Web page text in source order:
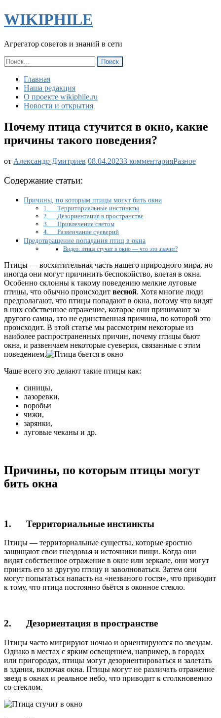
WIKIPHILE
Агрегатор советов и знаний в сети
Найти:
Главная
Наша редакция
О проекте wikiphile.ru
Новости и открытия
Почему птица стучится в окно, какие
причины такого поведения?
от Александр Дмитриев 08.04.20233 комментарияк
поведения?
Разное
Содержание статьи:
Причины, по которым птицы могут бить окна
1. Территориальные инстинкты
2. Дезориентация в пространстве
3. Привлечение светом
4. Развенчание суеверий
Предотвращение попадания птиц в окна
Видео: птица стучит в окно — что это значит?
Птицы — восхитительная часть нашего природного мира, но
иногда они могут причинить беспокойство, влетая в окна.
Особенно склонны к такому поведению мелкие луговые
птицы, что обычно происходит весной. Хотя многие люди
предполагают, что птицы попадают в окна, потому что видят
в них собственное отражение, которое они принимают за
другого самца, это не единственная причина, по которой это
происходит. В этой статье мы рассмотрим некоторые из
наиболее распространенных причин, почему птицы бьют
окна, и развенчаем некоторые суеверия, связанные с этим
поведением.
Чаще всего это делают такие птицы как:
синицы,
лазоревки,
воробьи
чижи,
зарянки,
луговые чеканы и др.
Причины, по которым птицы могут
бить окна
1. Территориальные инстинкты
Птицы — территориальные существа, которые яростно
защищают свои гнездовья и источники пищи. Когда они
видят собственное отражение в окне или зеркале, они могут
принять его за другую птицу и заволноваться. Затем они
могут попытаться напасть на «незваного гостя», что приводит
к тому, что птица постоянно бьётся в оконное стекло.
2. Дезориентация в пространстве
Птицы часто мигрируют ночью и ориентируются по звездам.
Однако в местах с ярким освещением, например, в городах
или пригородах, птицы могут дезориентироваться и залетать
в здания, включая окна. Птицы могут не различать отражение
звезд в окнах и реальное небо, что приводит к столкновению
со стеклом.